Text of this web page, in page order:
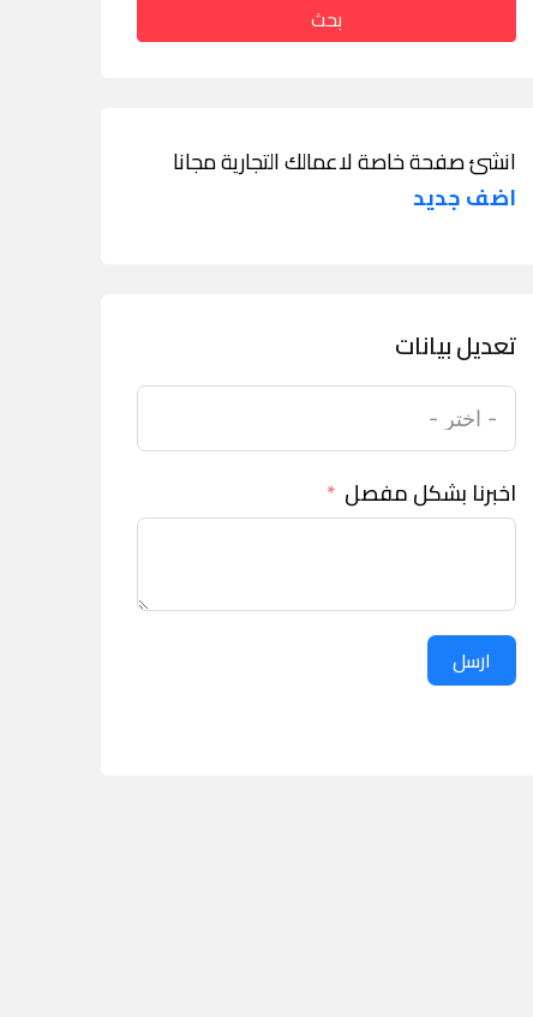
بحث
انشئ صفحة خاصة لاعمالك التجارية مجانا
اضف جديد
تعديل بيانات
اخبرنا بشكل مفصل
ارسل